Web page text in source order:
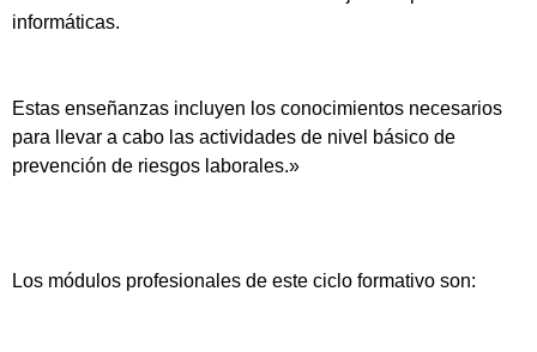
informáticas.
Estas enseñanzas incluyen los conocimientos necesarios
para llevar a cabo las actividades de nivel básico de
prevención de riesgos laborales.»
Los módulos profesionales de este ciclo formativo son: